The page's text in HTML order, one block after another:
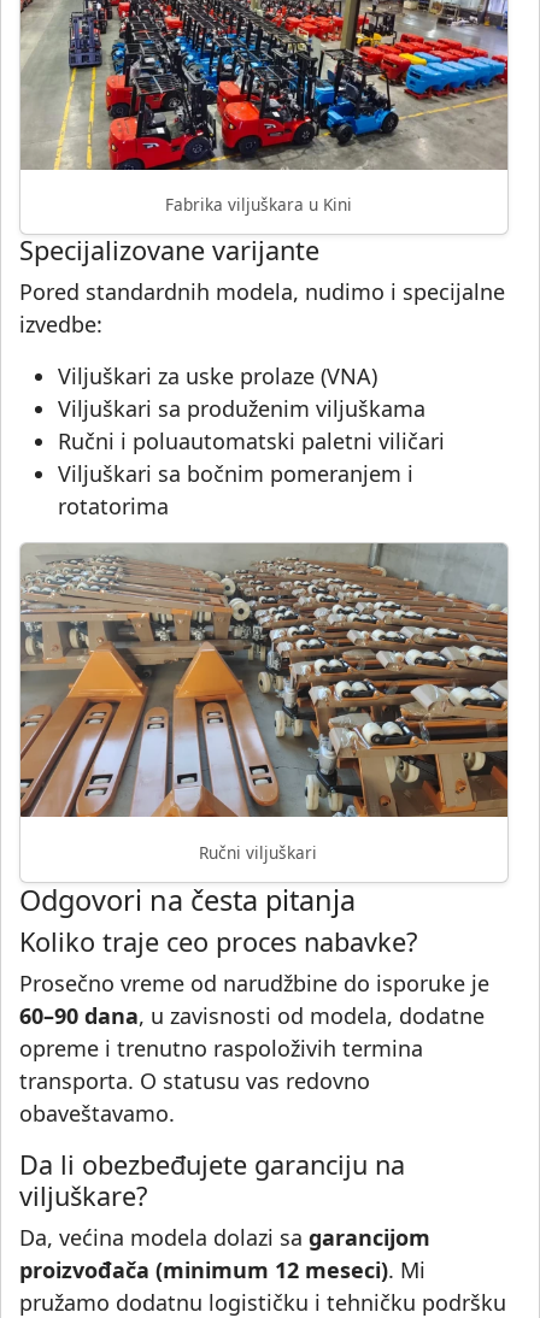
Fabrika viljuškara u Kini
Specijalizovane varijante
Pored standardnih modela, nudimo i specijalne
izvedbe:
Viljuškari za uske prolaze (VNA)
Viljuškari sa produženim viljuškama
Ručni i poluautomatski paletni viličari
Viljuškari sa bočnim pomeranjem i
rotatorima
Ručni viljuškari
Odgovori na česta pitanja
Koliko traje ceo proces nabavke?
Prosečno vreme od narudžbine do isporuke je
60–90 dana, u zavisnosti od modela, dodatne
opreme i trenutno raspoloživih termina
transporta. O statusu vas redovno
obaveštavamo.
Da li obezbeđujete garanciju na
viljuškare?
Da, većina modela dolazi sa garancijom
proizvođača (minimum 12 meseci). Mi
pružamo dodatnu logističku i tehničku podršku